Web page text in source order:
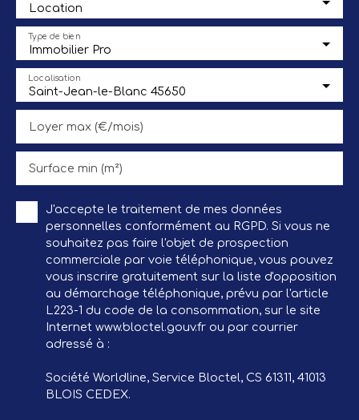
Location
Immobilier Pro
Type de bien
Saint-Jean-le-Blanc 45650
Localisation
Loyer max (€/mois)
Surface min (m²)
J'accepte le traitement de mes données
personnelles conformément au RGPD. Si vous ne
souhaitez pas faire l'objet de prospection
commerciale par voie téléphonique, vous pouvez
vous inscrire gratuitement sur la liste d'opposition
au démarchage téléphonique, prévu par l'article
L223-1 du code de la consommation, sur le site
Internet www.bloctel.gouv.fr ou par courrier
adressé à :
Société Worldline, Service Bloctel, CS 61311, 41013
BLOIS CEDEX.